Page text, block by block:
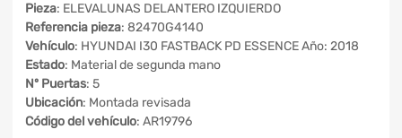
Pieza: ELEVALUNAS DELANTERO IZQUIERDO
Referencia pieza: 82470G4140
Vehículo: HYUNDAI I30 FASTBACK PD ESSENCE Año: 2018
Estado: Material de segunda mano
Nº Puertas: 5
Ubicación: Montada revisada
Código del vehículo: AR19796